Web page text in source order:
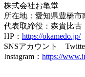
株式会社お亀堂
所在地：愛知県豊橋市
代表取締役：森貴比古
HP： https://okamedo.jp/
SNSアカウント
Instagram： https://